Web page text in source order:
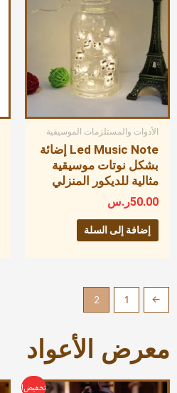
الأدوات والمستلزمات الموسيقية
Led Music Note إضائة
بشكل نوتات موسيقية
مثالية للديكور المنزلي
50.00ر.س
إضافة إلى السلة
→
1
2
معرض الأعواد
تخفيض!
السعر
السعر